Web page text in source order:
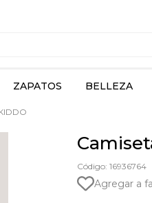
ZAPATOS BELLEZA
Código: 16936764
Agregar a